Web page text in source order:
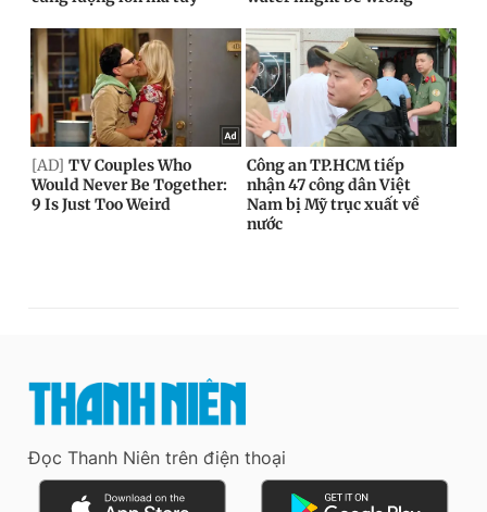
Đọc Thanh Niên trên điện thoại